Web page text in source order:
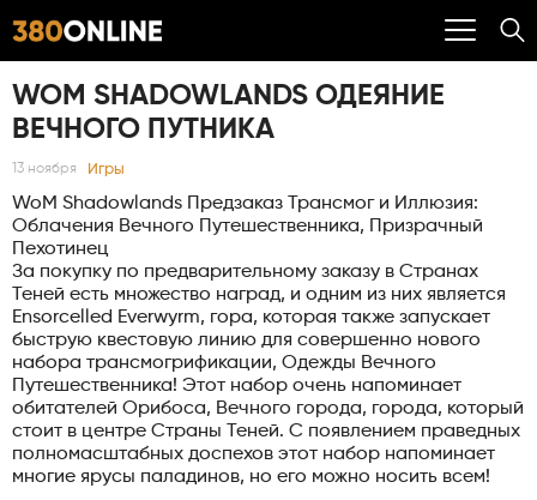
WOM SHADOWLANDS ОДЕЯНИЕ
ВЕЧНОГО ПУТНИКА
13 ноября Игры
WoM Shadowlands Предзаказ Трансмог и Иллюзия:
Облачения Вечного Путешественника, Призрачный
Пехотинец
За покупку по предварительному заказу в Странах
Теней есть множество наград, и одним из них является
Ensorcelled Everwyrm, гора, которая также запускает
быструю квестовую линию для совершенно нового
набора трансмогрификации, Одежды Вечного
Путешественника! Этот набор очень напоминает
обитателей Орибоса, Вечного города, города, который
стоит в центре Страны Теней. С появлением праведных
полномасштабных доспехов этот набор напоминает
многие ярусы паладинов, но его можно носить всем!